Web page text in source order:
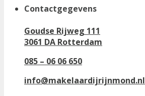
Contactgegevens
Goudse Rijweg 111
3061 DA Rotterdam
085 – 06 06 650
info@makelaardijrijnmond.nl